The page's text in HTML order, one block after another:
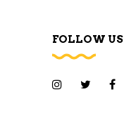
FOLLOW US